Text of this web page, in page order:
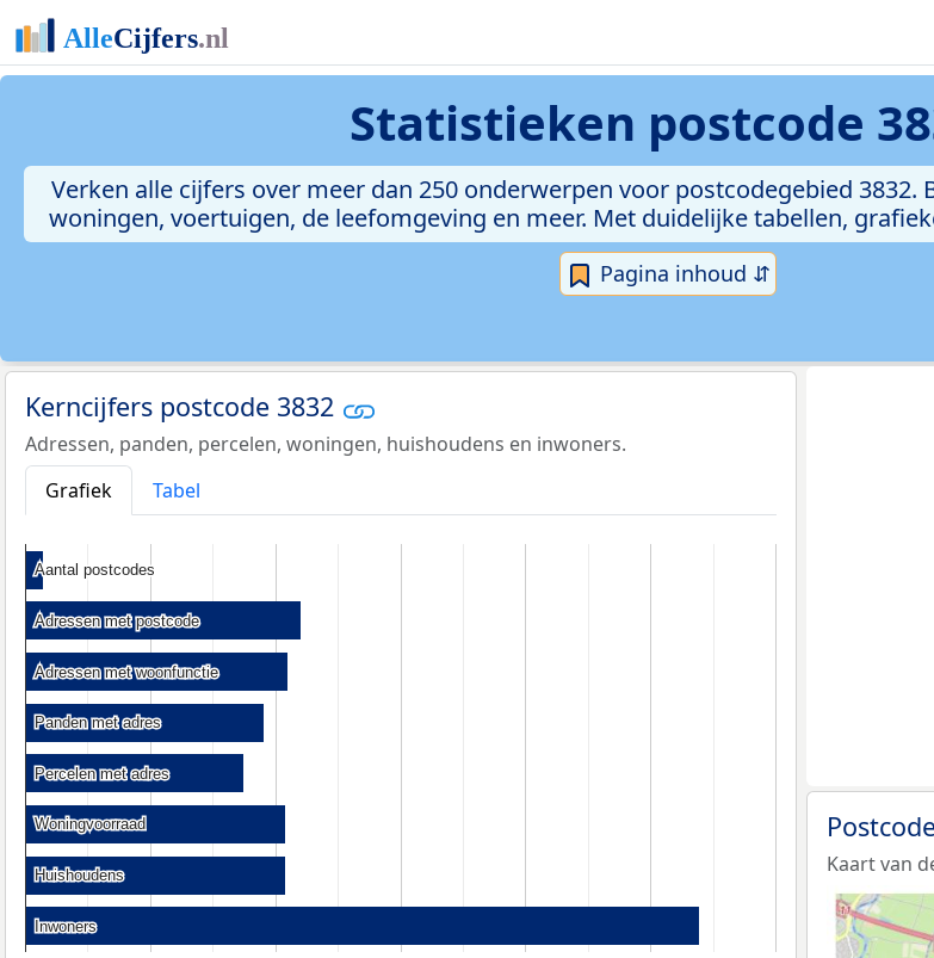
Statistieken postcode
Verken alle cijfers over meer dan 250 onderwerpen voor postcodegebied 3832.
woningen, voertuigen, de leefomgeving en meer. Met duidelijke tabellen,
Pagina inhoud ⇵
Kerncijfers postcode 3832
Adressen, panden, percelen, woningen, huishoudens en inwoners.
Grafiek
Tabel
Aantal postcodes
Aantal postcodes
Adressen met postcode
Adressen met postcode
Adressen met woonfunctie
Adressen met woonfunctie
Panden met adres
Panden met adres
Percelen met adres
Percelen met adres
Woningvoorraad
Woningvoorraad
Huishoudens
Huishoudens
Inwoners
Inwoners
Kaart van